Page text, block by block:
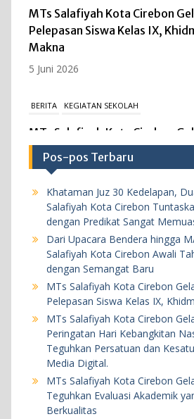
MTs Salafiyah Kota Cirebon
Pelepasan Siswa Kelas IX,
Makna
5 Juni 2026
BERITA KEGIATAN SEKOLAH
MTs Salafiyah Kota Cirebon
Peringatan Hari Kebangkitan
Teguhkan Persatuan dan
20 Mei 2026
BERITA KEGIATAN SEKOLAH
MTs Salafiyah Kota Cirebon
2025/2026, Teguhkan Evaluasi
Disiplin dan Berkualitas
18 Mei 2026
BERITA KEGIATAN SEKOLAH
Khataman Juz 30 Kedelapan,
Salafiyah Kota Cirebon
Pos-pos Terbaru
Khataman Juz 30 Kedelapan,
Salafiyah Kota Cirebon
dengan Predikat Sangat
Dari Upacara Bendera hingga
Salafiyah Kota Cirebon Awali
dengan Semangat Baru
MTs Salafiyah Kota Cirebon
Pelepasan Siswa Kelas IX,
MTs Salafiyah Kota Cirebon
Peringatan Hari Kebangkitan
Teguhkan Persatuan dan
Media Digital.
MTs Salafiyah Kota Cirebon
Teguhkan Evaluasi Akademik
Berkualitas